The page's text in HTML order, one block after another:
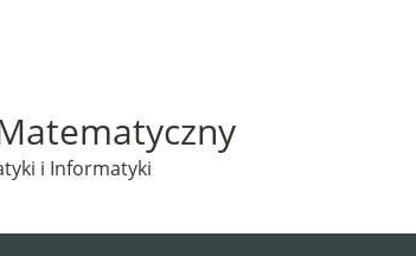
i Informatyki